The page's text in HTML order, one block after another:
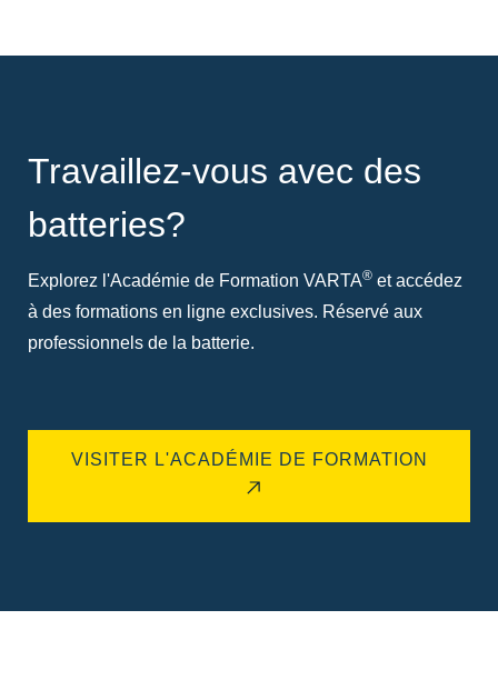
Travaillez-vous avec des
batteries?
Explorez l'Académie de Formation VARTA® et accédez
à des formations en ligne exclusives. Réservé aux
professionnels de la batterie.
VISITER L'ACADÉMIE DE FORMATION